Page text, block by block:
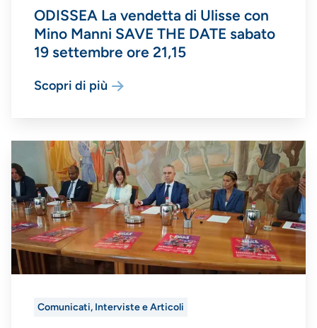
ODISSEA La vendetta di Ulisse con
Mino Manni SAVE THE DATE sabato
19 settembre ore 21,15
Scopri di più
Comunicati, Interviste e Articoli